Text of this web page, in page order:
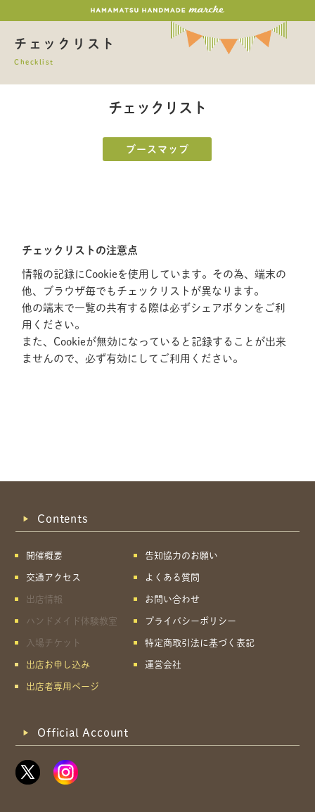
チェックリスト
Checklist
チェックリスト
ブースマップ
チェックリストの注意点
情報の記録にCookieを使用しています。その為、端末の
他、ブラウザ毎でもチェックリストが異なります。
他の端末で一覧の共有する際は必ずシェアボタンをご利
用ください。
また、Cookieが無効になっていると記録することが出来
ませんので、必ず有効にしてご利用ください。
Contents
開催概要
交通アクセス
出店情報
ハンドメイド体験教室
入場チケット
出店お申し込み
出店者専用ページ
告知協力のお願い
よくある質問
お問い合わせ
プライバシーポリシー
特定商取引法に基づく表記
運営会社
Official Account